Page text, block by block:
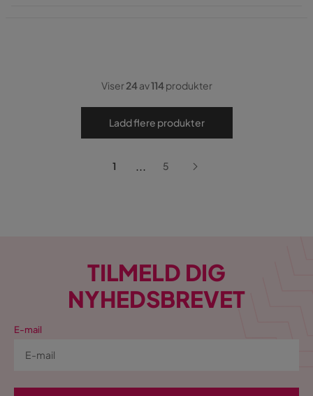
Viser24av114produkter
Ladd flere produkter
1 ... 5
TILMELD DIG
NYHEDSBREVET
E-mail